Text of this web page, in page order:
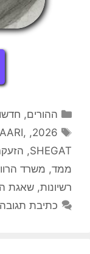
קטגוריות
ההורים,
תגיות
2026
,
,
SHEGAT
,
ממד, משרד
רשיונות, שאגת
כתיבת תגובה